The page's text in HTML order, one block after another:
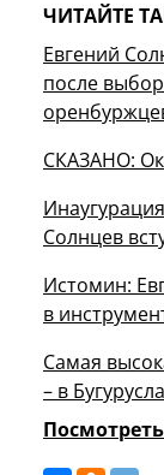
ЧИТАЙТЕ
Евгений
после
СКАЗАНО:
Солнцев
Истомин:
в
Самая
– в